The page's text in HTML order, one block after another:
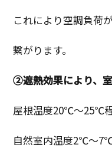
これにより空調負荷
繋がります。
②遮熱効果により、
屋根温度20℃～25℃
自然室内温度2℃～